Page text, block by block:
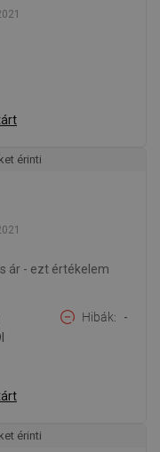
érinti
ár - ezt értékelem
Hibák -
érinti